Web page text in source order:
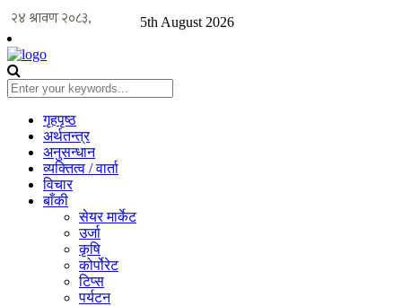
5th August 2026
गृहपृष्ठ
अर्थतन्त्र
अनुसन्धान
व्यक्तित्व / वार्ता
विचार
बाँकी
सेयर मार्केट
उर्जा
कृषि
कोर्पोरेट
टिप्स
पर्यटन